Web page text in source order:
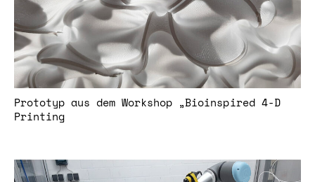
Prototyp aus dem Workshop „Bioinspired 4-D
Printing